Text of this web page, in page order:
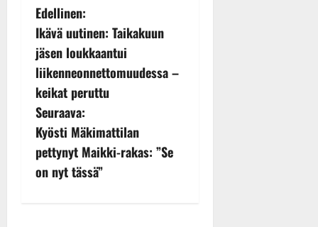
P
o
s
t
n
a
Edellinen:
Ikävä uutinen: Taikakuun
jäsen loukkaantui
liikenneonnettomuudessa –
keikat peruttu
Seuraava:
Kyösti Mäkimattilan
pettynyt Maikki-rakas: ”Se
on nyt tässä”